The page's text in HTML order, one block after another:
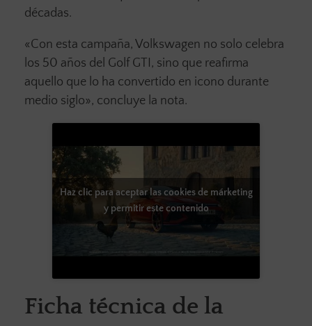
décadas.
«Con esta campaña, Volkswagen no solo celebra
los 50 años del Golf GTI, sino que reafirma
aquello que lo ha convertido en icono durante
medio siglo», concluye la nota.
Haz clic para aceptar las cookies de márketing
y permitir este contenido
Ficha técnica de la